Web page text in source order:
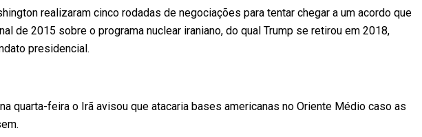
realizaram cinco rodadas de negociações para tentar chegar a um acordo que
de 2015 sobre o programa nuclear iraniano, do qual Trump se retirou em 2018,
presidencial.
quarta-feira o Irã avisou que atacaria bases americanas no Oriente Médio caso as